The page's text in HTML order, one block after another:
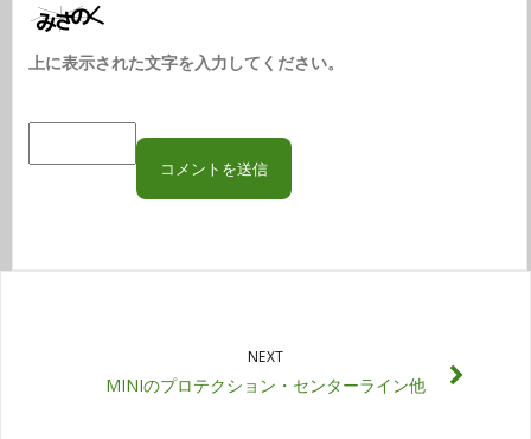
上に表示された文字を入力してください。
NEXT
MINIのプロテクション・センターライン他